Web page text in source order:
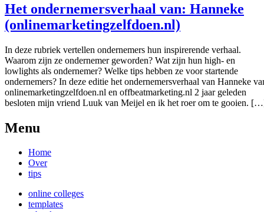
Het ondernemersverhaal van: Hanneke
(onlinemarketingzelfdoen.nl)
In deze rubriek vertellen ondernemers hun inspirerende verhaal.
Waarom zijn ze ondernemer geworden? Wat zijn hun high- en
lowlights als ondernemer? Welke tips hebben ze voor startende
ondernemers? In deze editie het ondernemersverhaal van Hanneke
onlinemarketingzelfdoen.nl en offbeatmarketing.nl 2 jaar geleden
besloten mijn vriend Luuk van Meijel en ik het roer om te gooien.
Menu
Home
Over
tips
online colleges
templates